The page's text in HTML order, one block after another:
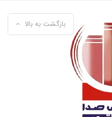
بازگشت به بالا